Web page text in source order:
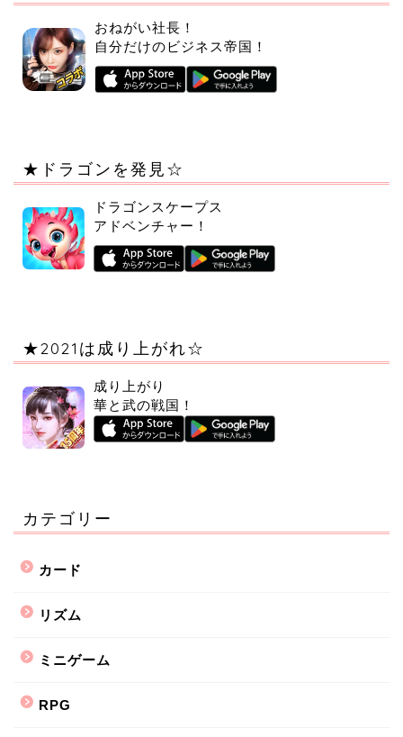
おねがい社長！
自分だけのビジネス帝国！
★ドラゴンを発見☆
ドラゴンスケープス
アドベンチャー！
★2021は成り上がれ☆
成り上がり
華と武の戦国！
カテゴリー
カード
リズム
ミニゲーム
RPG